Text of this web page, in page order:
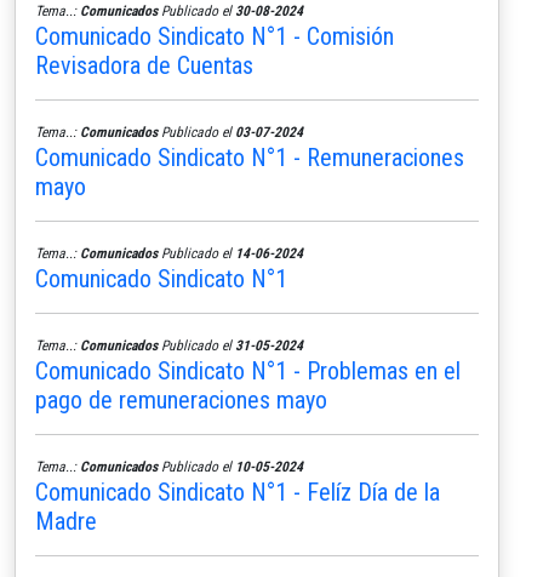
Tema..: ComunicadosPublicado el 30-08-2024
Comunicado Sindicato N°1 - Comisión
Revisadora de Cuentas
Tema..: ComunicadosPublicado el 03-07-2024
Comunicado Sindicato N°1 - Remuneraciones
mayo
Tema..: ComunicadosPublicado el 14-06-2024
Comunicado Sindicato N°1
Tema..: ComunicadosPublicado el 31-05-2024
Comunicado Sindicato N°1 - Problemas en el
pago de remuneraciones mayo
Tema..: ComunicadosPublicado el 10-05-2024
Comunicado Sindicato N°1 - Felíz Día de la
Madre